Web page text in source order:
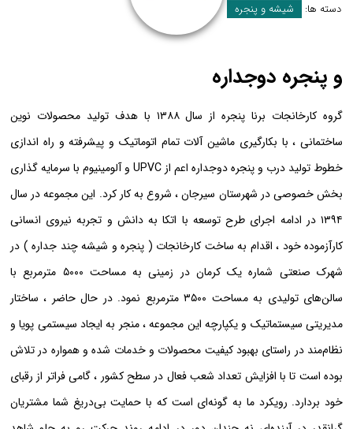
دسته ها: شیشه و پنجره
و پنجره دوجداره
گروه کارخانجات برنا‍ پنجره از سال ۱۳۸۸ با هدف تولید محصولات نوین
ساختمانی ، با بکارگیری ماشین آلات تمام اتوماتیک و پیشرفته و راه اندازی
خطوط تولید درب و پنجره دوجداره اعم از UPVC و آلومینیوم با سرمایه گذاری
بخش خصوصی در شهرستان سیرجان ، شروع به کار کرد. این مجموعه در سال
۱۳۹۴ در ادامه اجرای طرح توسعه با اتکا به دانش و تجربه نیروی انسانی
کارآزموده خود ، اقدام به ساخت کارخانجات ( پنجره و شیشه چند جداره ) در
شهرک صنعتی شماره یک کرمان در زمینی به مساحت ۵۰۰۰ مترمربع با
سالن‌‌های تولیدی به مساحت ۳۵۰۰ متر‌مربع نمود. در حال حاضر ، ساختار
مدیریتی سیستماتیک و یکپارچه این مجموعه ، منجر به ایجاد سیستمی پویا و
نظام‌مند در راستای بهبود کیفیت محصولات و خدمات شده و همواره در تلاش
بوده است تا با افزایش تعداد شعب فعال در سطح کشور ، گامی فراتر از رقبای
خود بردارد. رویکرد ما به گونه‌ای است که با حمایت بی‌دریغ شما مشتریان